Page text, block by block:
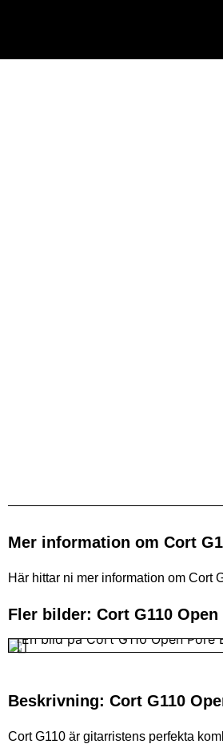
Mer information om Cort
Här hittar ni mer information om Cort
Fler bilder: Cort G110
Beskrivning: Cort G110
Cort G110 är gitarristens perfekta